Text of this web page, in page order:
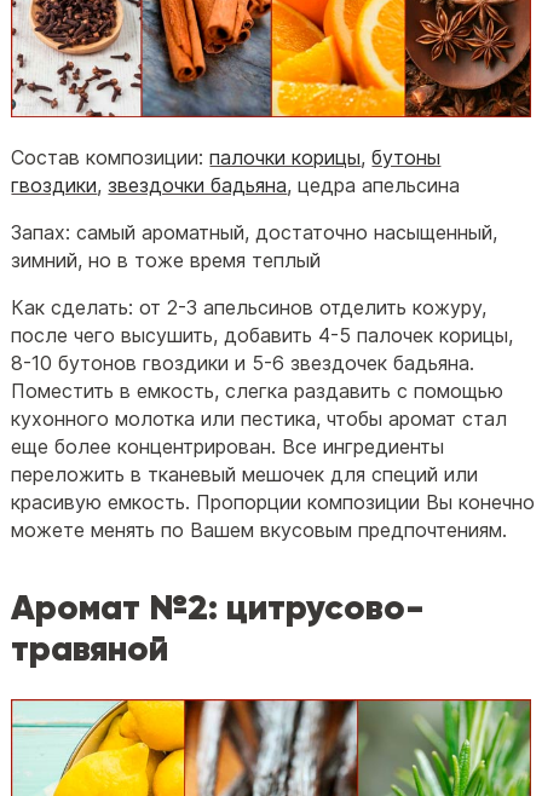
Состав композиции:палочки корицы,бутоны
гвоздики,звездочки бадьяна, цедра апельсина
Запах: самый ароматный, достаточно насыщенный,
зимний, но в тоже время теплый
Как сделать: от 2-3 апельсинов отделить кожуру,
после чего высушить, добавить 4-5 палочек корицы,
8-10 бутонов гвоздики и 5-6 звездочек бадьяна.
Поместить в емкость, слегка раздавить с помощью
кухонного молотка или пестика, чтобы аромат стал
еще более концентрирован. Все ингредиенты
переложить в тканевый мешочек для специй или
красивую емкость. Пропорции композиции Вы конечно
можете менять по Вашем вкусовым предпочтениям.
Аромат №2: цитрусово-
травяной